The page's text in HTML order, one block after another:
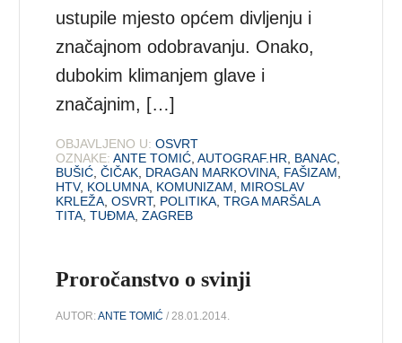
ustupile mjesto općem divljenju i
značajnom odobravanju. Onako,
dubokim klimanjem glave i
značajnim, […]
OBJAVLJENO U: OSVRT
OZNAKE: ANTE TOMIĆ ,AUTOGRAF.HR BANAC
BUŠIĆ ,ČIČAK DRAGAN MARKOVINA FAŠIZAM
HTV, KOLUMNA KOMUNIZAM
MIROSLAV
KRLEŽA ,OSVRT, POLITIKA ,TRGA MARŠALA
TITA ,TUĐMA ,ZAGREB
Proročanstvo o svinji
AUTOR:ANTE TOMIĆ / 28.01.2014.